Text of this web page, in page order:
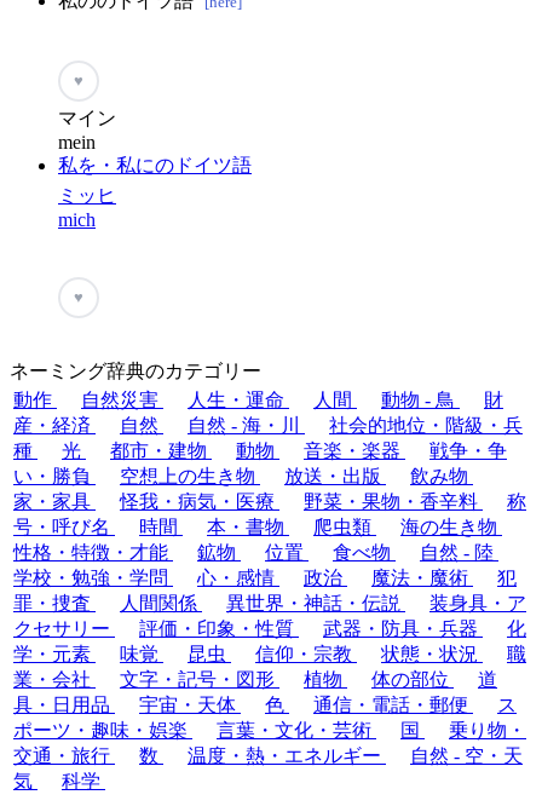
♥
マイン
mein
私を・私にのドイツ語
ミッヒ
mich
♥
ネーミング辞典のカテゴリー
動作
自然災害 人生・運命 人間 動物 - 鳥
財
産・経済
自然 自然 - 海・川
社会的地位・階級・兵
種
光 都市・建物 動物 音楽・楽器
戦争・争
い・勝負
空想上の生き物 放送・出版
飲み物
家・家具
怪我・病気・医療 野菜・果物・香辛料
称
号・呼び名
時間 本・書物 爬虫類
海の生き物
性格・特徴・才能
鉱物 位置 食べ物
自然 - 陸
学校・勉強・学問
心・感情 政治 魔法・魔術
犯
罪・捜査
人間関係 異世界・神話・伝説
装身具・ア
クセサリー
評価・印象・性質 武器・防具・兵器
化
学・元素
味覚 昆虫 信仰・宗教 状態・状況
職
業・会社
文字・記号・図形 植物 体の部位
道
具・日用品
宇宙・天体 色 通信・電話・郵便
ス
ポーツ・趣味・娯楽
言葉・文化・芸術 国
乗り物・
交通・旅行
数 温度・熱・エネルギー
自然 - 空・天
気
科学